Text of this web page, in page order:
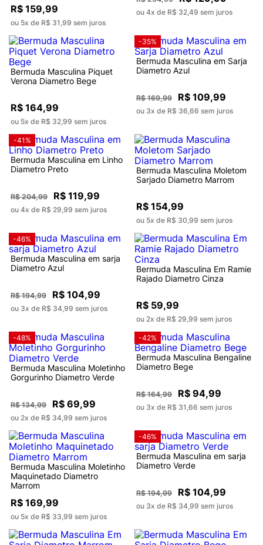
R$ 159,99
ou 5x de R$ 31,99 sem juros
ou 4x de R$ 32,49 sem juros
Bermuda Masculina Piquet
Verona Diametro Bege
R$ 164,99
ou 5x de R$ 32,99 sem juros
-35%
Bermuda Masculina em Sarja
Diametro Azul
R$ 169,99 R$ 109,99
ou 3x de R$ 36,66 sem juros
-41%
Bermuda Masculina em Linho
Diametro Preto
R$ 204,99 R$ 119,99
ou 4x de R$ 29,99 sem juros
Bermuda Masculina Moletom
Sarjado Diametro Marrom
R$ 154,99
ou 5x de R$ 30,99 sem juros
-46%
Bermuda Masculina em sarja
Diametro Azul
R$ 194,99 R$ 104,99
ou 3x de R$ 34,99 sem juros
Bermuda Masculina Em Ramie
Rajado Diametro Cinza
R$ 59,99
ou 2x de R$ 29,99 sem juros
-48%
Bermuda Masculina Moletinho
Gorgurinho Diametro Verde
R$ 134,99 R$ 69,99
ou 2x de R$ 34,99 sem juros
-42%
Bermuda Masculina Bengaline
Diametro Bege
R$ 164,99 R$ 94,99
ou 3x de R$ 31,66 sem juros
Bermuda Masculina Moletinho
Maquinetado Diametro
Marrom
R$ 169,99
ou 5x de R$ 33,99 sem juros
-46%
Bermuda Masculina em sarja
Diametro Verde
R$ 194,99 R$ 104,99
ou 3x de R$ 34,99 sem juros